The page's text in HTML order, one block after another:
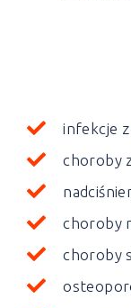
infekcje
choroby
choroby
choroby